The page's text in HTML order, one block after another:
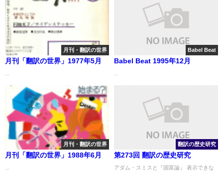
月刊・翻訳の世界
月刊「翻訳の世界」1977年5月
Babel Beat
Babel Beat 1995年12月
月刊・翻訳の世界
月刊「翻訳の世界」1988年6月
翻訳の歴史研究
第273回 翻訳の歴史研究
アダム・スミスと『国富論』 表示できな